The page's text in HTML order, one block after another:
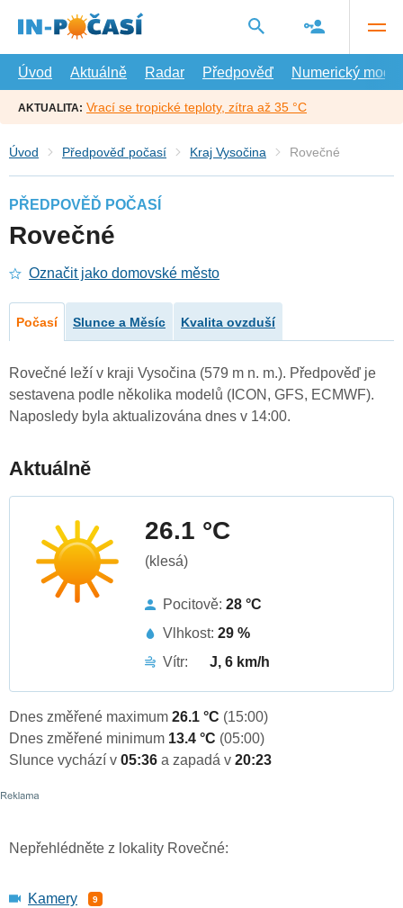
hlavní
Úvod
Aktuálně Radar Předpověď Numerický model
AKTUALITA: Vrací se tropické teploty, zítra až 35 °C
Úvod Předpověď počasí Kraj Vysočina Rovečné
PŘEDPOVĚĎ POČASÍ
Rovečné
Označit jako domovské město
Počasí Slunce a Měsíc Kvalita ovzduší
Rovečné leží v kraji Vysočina (579 m n. m.). Předpověď je
sestavena podle několika modelů (ICON, GFS, ECMWF).
Naposledy byla aktualizována dnes v 14:00.
Aktuálně
26.1 °C
(klesá)
Pocitově: 28 °C
Vlhkost: 29 %
Vítr:
J, 6 km/h
Dnes změřené maximum 26.1 °C (15:00)
Dnes změřené minimum 13.4 °C (05:00)
Slunce vychází v 05:36 a zapadá v 20:23
Nepřehlédněte z lokality Rovečné:
Kamery 9